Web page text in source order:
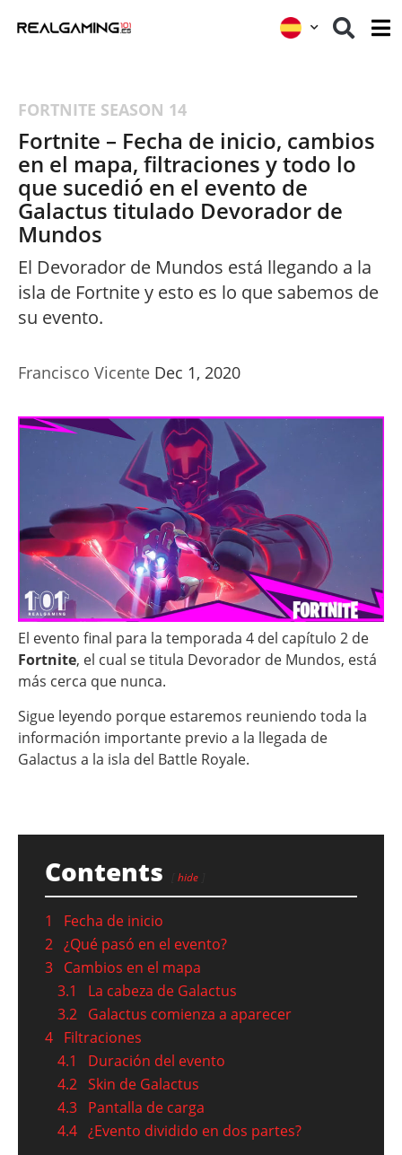
FORTNITE SEASON 14
Fortnite – Fecha de inicio, cambios
en el mapa, filtraciones y todo lo
que sucedió en el evento de
Galactus titulado Devorador de
Mundos
El Devorador de Mundos está llegando a la
isla de Fortnite y esto es lo que sabemos de
su evento.
Francisco Vicente Dec 1, 2020
El evento final para la temporada 4 del capítulo 2 de
Fortnite, el cual se titula Devorador de Mundos, está
más cerca que nunca.
Sigue leyendo porque estaremos reuniendo toda la
información importante previo a la llegada de
Galactus a la isla del Battle Royale.
Contents hide
1
Fecha de inicio
2 ¿Qué pasó en el evento?
3 Cambios en el mapa
3.1
La cabeza de Galactus
3.2 Galactus comienza a aparecer
4 Filtraciones
4.1
Duración del evento
4.2 Skin de Galactus
4.3 Pantalla de carga
4.4 ¿Evento dividido en dos partes?